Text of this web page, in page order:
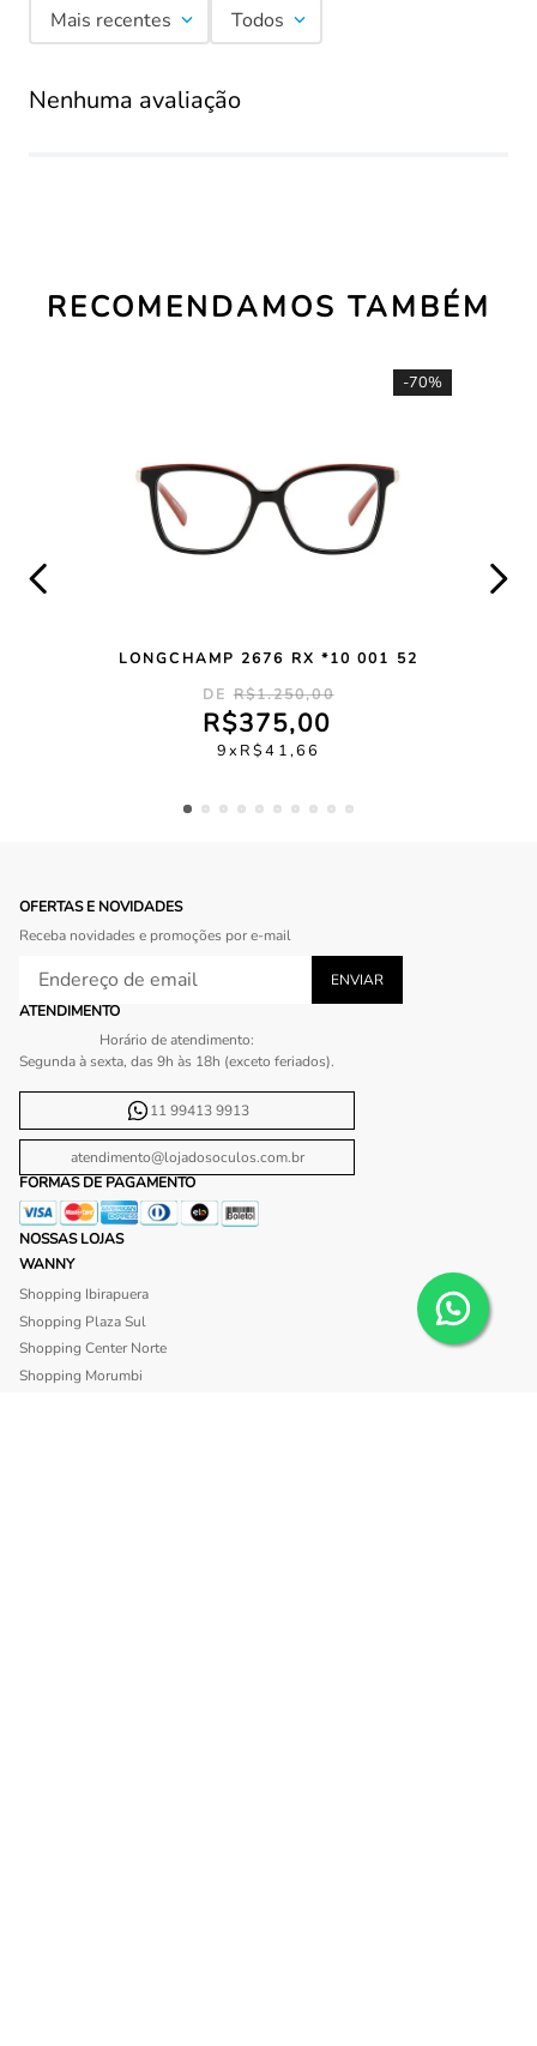
Mais recentes Todos
Nenhuma avaliação
RECOMENDAMOS TAMBÉM
-70%
LONGCHAMP 2676 RX *10 001 52
R$1.250,00
R$375,00
9 R$41,66
OFERTAS E NOVIDADES
Receba novidades e promoções por e-mail
ATENDIMENTO
Horário de atendimento:
Segunda à sexta, das 9h às 18h (exceto feriados).
11 99413 9913
atendimento@lojadosoculos.com.br
FORMAS DE PAGAMENTO
NOSSAS LOJAS
WANNY
Shopping Ibirapuera
Shopping Plaza Sul
Shopping Center Norte
Shopping Morumbi